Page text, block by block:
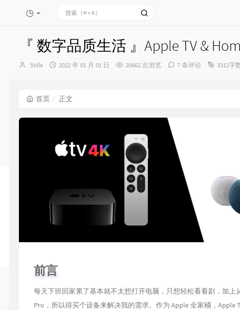
『 数字品质生活 』Apple TV &
博
Stille
发
2022 年 01 月 01 日 20662 次浏览 7 条评论 3312字
首页 正文
前言
每天下班回家累了基本就不太想打开电脑，只想轻松看看剧，加上
Pro，所以得买个设备来解决我的需求。作为 Apple 全家桶，Apple